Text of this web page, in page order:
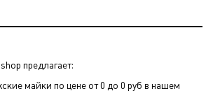
предлагает:
майки по цене от 0 до 0 руб в нашем